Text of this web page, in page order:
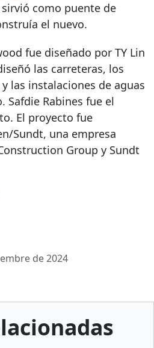
como puente de
el nuevo.
fue diseñado por TY Lin
las carreteras, los
las instalaciones de aguas
Safdie Rabines fue el
El proyecto fue
Sundt, una empresa
Group y Sundt
de 2024